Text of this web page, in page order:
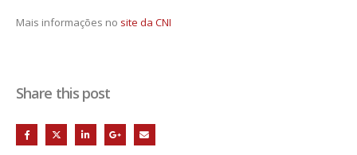
Mais informações no site da CNI
Share this post